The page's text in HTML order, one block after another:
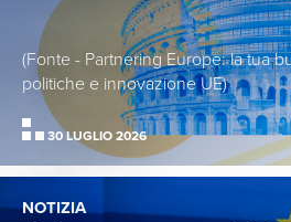
(Fonte - Partnering Europe: la tua
politiche e innovazione UE)
30 LUGLIO 2026
NOTIZIA